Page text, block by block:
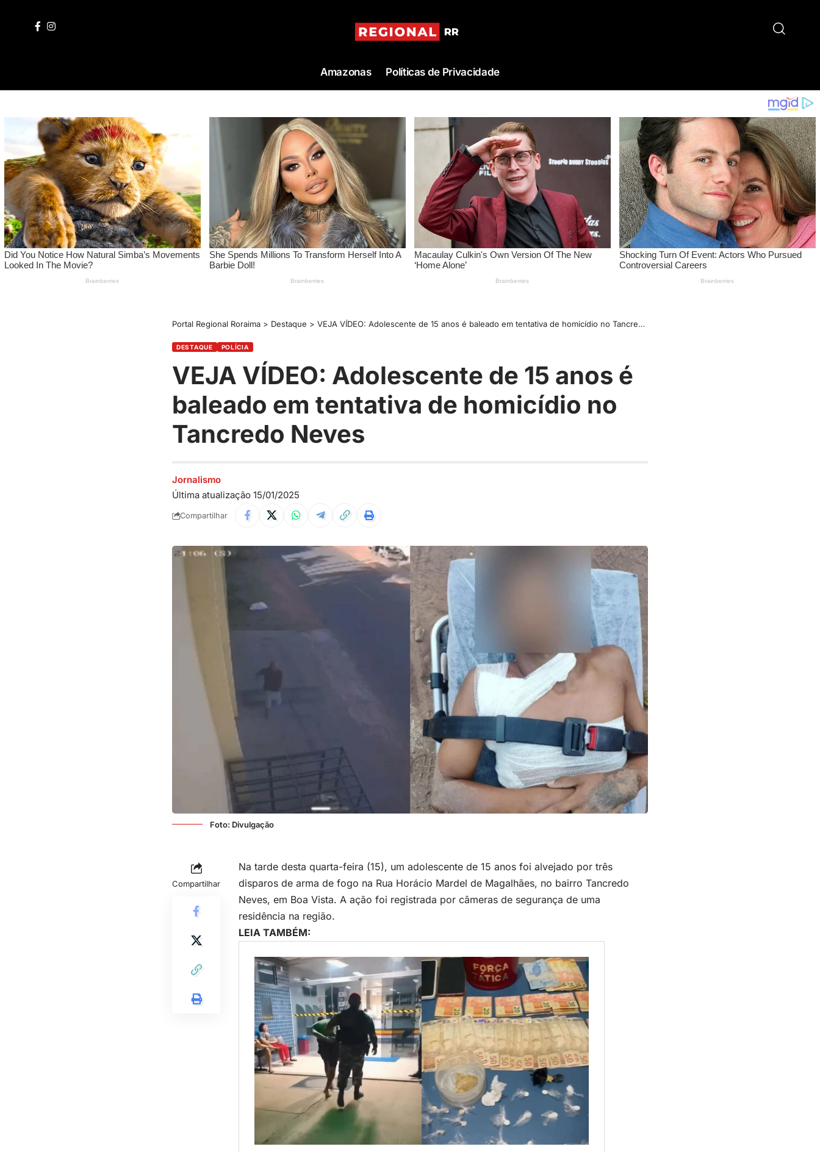
Amazonas Políticas de Privacidade
Portal Regional Roraima > Destaque > VEJA VÍDEO: Adolescente de 15 anos é baleado em tentativa de homicídio no Tancredo Neves
DESTAQUE POLÍCIA
VEJA VÍDEO: Adolescente de 15 anos é
baleado em tentativa de homicídio no
Tancredo Neves
Última atualização 15/01/2025
Jornalismo
Compartilhar
Foto: Divulgação
Compartilhar
Na tarde desta quarta-feira (15), um adolescente de 15 anos foi alvejado por três
disparos de arma de fogo na Rua Horácio Mardel de Magalhães, no bairro Tancredo
Neves, em Boa Vista. A ação foi registrada por câmeras de segurança de uma
residência na região.
LEIA TAMBÉM: